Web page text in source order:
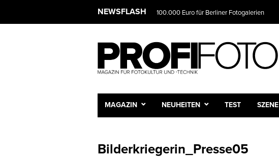
NEWSFLASH 100.000 Euro für Berliner Fotogalerien
MAGAZIN NEUHEITEN TEST SZENE
Bilderkriegerin_Presse05